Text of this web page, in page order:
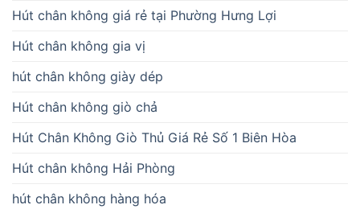
Hút chân không giá rẻ tại Phường Hưng Lợi
Hút chân không gia vị
hút chân không giày dép
Hút chân không giò chả
Hút Chân Không Giò Thủ Giá Rẻ Số 1 Biên Hòa
Hút chân không Hải Phòng
hút chân không hàng hóa